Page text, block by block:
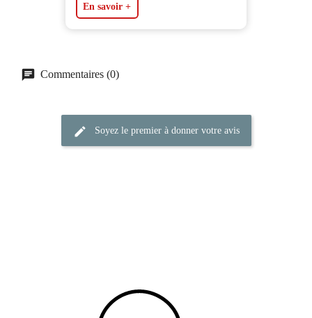
En savoir +
Commentaires (0)
Soyez le premier à donner votre avis